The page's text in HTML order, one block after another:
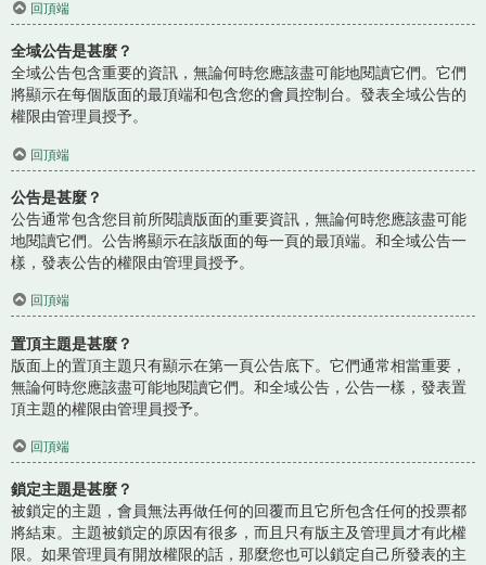
回頂端
全域公告是甚麼？
全域公告包含重要的資訊，無論何時您應該盡可能地閱讀它們。它們
將顯示在每個版面的最頂端和包含您的會員控制台。發表全域公告的
權限由管理員授予。
回頂端
公告是甚麼？
公告通常包含您目前所閱讀版面的重要資訊，無論何時您應該盡可能
地閱讀它們。公告將顯示在該版面的每一頁的最頂端。和全域公告一
樣，發表公告的權限由管理員授予。
回頂端
置頂主題是甚麼？
版面上的置頂主題只有顯示在第一頁公告底下。它們通常相當重要，
無論何時您應該盡可能地閱讀它們。和全域公告，公告一樣，發表置
頂主題的權限由管理員授予。
回頂端
鎖定主題是甚麼？
被鎖定的主題，會員無法再做任何的回覆而且它所包含任何的投票都
將結束。主題被鎖定的原因有很多，而且只有版主及管理員才有此權
限。如果管理員有開放權限的話，那麼您也可以鎖定自己所發表的主